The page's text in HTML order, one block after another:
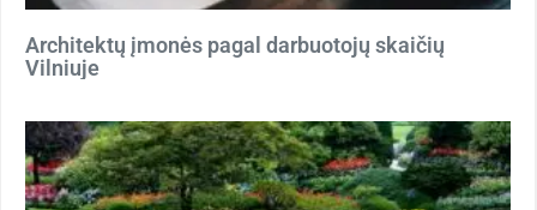
Architektų įmonės pagal darbuotojų skaičių
Vilniuje